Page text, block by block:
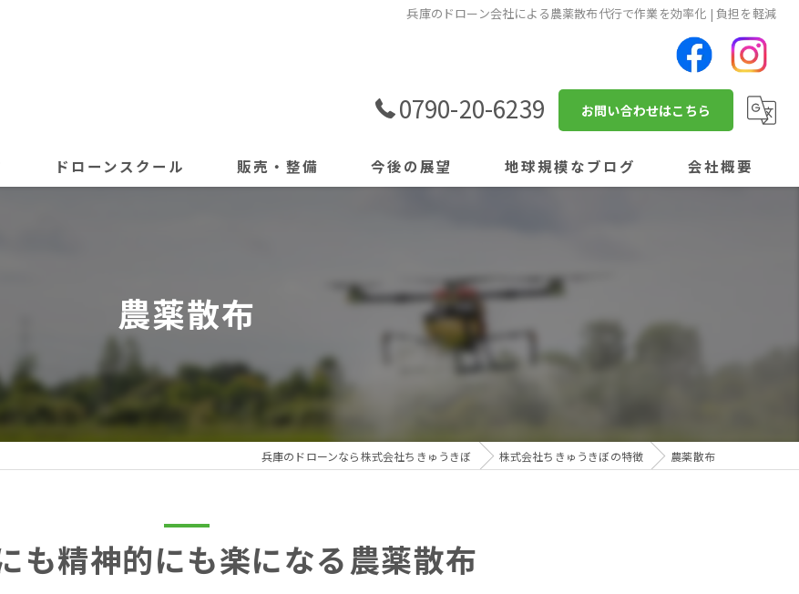
兵庫のドローン会社による農薬散布代行で作業を効率化 | 負担を軽減
0790-20-6239 お問い合わせはこちら
ドローンスクール 販売・整備 今後の展望 地球規模なブログ 会社概要
農薬散布
兵庫のドローンなら株式会社ちきゅうきぼ 株式会社ちきゅうきぼの特徴 農薬散布
も精神的にも楽になる農薬散布